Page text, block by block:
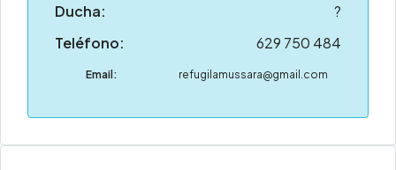
Ducha:
?
Teléfono:
629 750 484
Email: refugilamussara@gmail.com